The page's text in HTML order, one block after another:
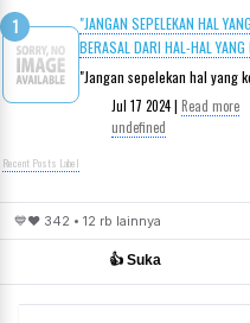
"JANGAN SEPELEKAN HAL
BERASAL DARI HAL-HAL YANG
"Jangan sepelekan hal yang
Jul 17 2024 | Read more
undefined
Recent Posts Label
💙❤️ 342 • 12 rb lainnya
👍 Suka